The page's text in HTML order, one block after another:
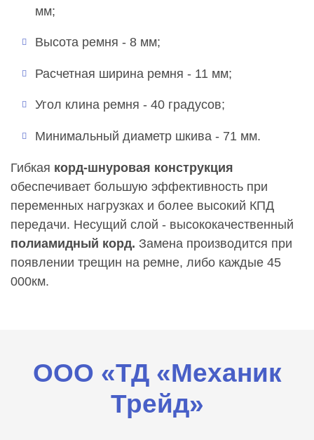
мм;
Высота ремня - 8 мм;
Расчетная ширина ремня - 11 мм;
Угол клина ремня - 40 градусов;
Минимальный диаметр шкива - 71 мм.
Гибкая корд-шнуровая конструкция
обеспечивает большую эффективность при
переменных нагрузках и более высокий КПД
передачи. Несущий слой - высококачественный
полиамидный корд. Замена производится при
появлении трещин на ремне, либо каждые 45
000км.
ООО «ТД «Механик
Трейд»